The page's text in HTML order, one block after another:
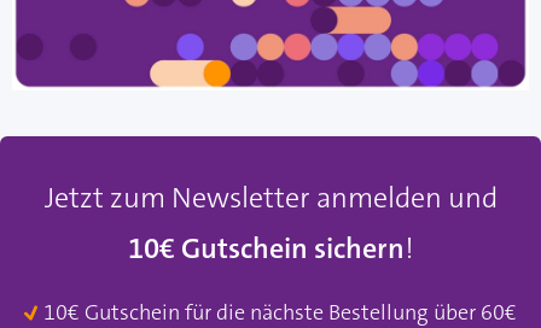
Jetzt zum Newsletter anmelden und
10€ Gutschein sichern!
10€ Gutschein für die nächste Bestellung über 60€